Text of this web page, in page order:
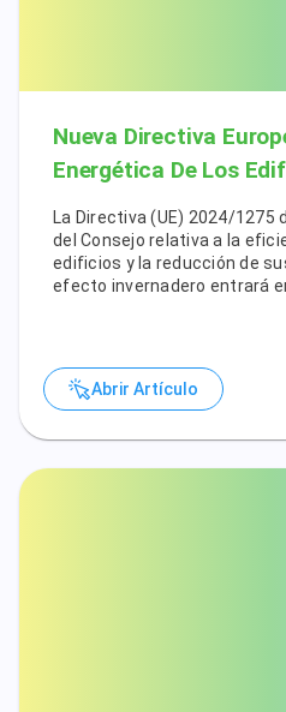
Nueva Directiva
Energética De Los
La Directiva (UE) 2024/1275
del Consejo relativa a la
edificios y la reducción de
efecto invernadero entrará
Abrir Artículo